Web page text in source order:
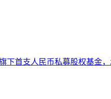
首支人民币私募股权基金，